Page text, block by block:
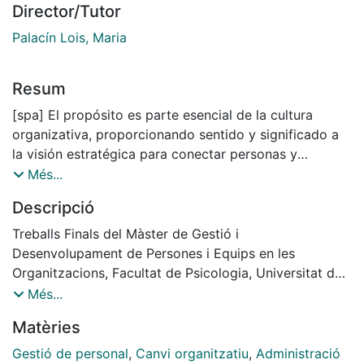
Director/Tutor
Palacín Lois, Maria
Resum
[spa] El propósito es parte esencial de la cultura
organizativa, proporcionando sentido y significado a
la visión estratégica para conectar personas y
organización a través de procesos estratégicos. La
horizontal, y la entrada en funcionamiento para
evaluar el desempeño es el proceso estratégico más
importante dentro de los recursos humanos. Este
trabajo describe y analiza la experiencia
organizacional en el Ayuntamiento de Sant Boi de
transformar con propósito el desarrollo
organizacional. En un primer momento se entrevistó
Més...
Descripció
Treballs Finals del Màster de Gestió i
Desenvolupament de Persones i Equips en les
Organitzacions, Facultat de Psicologia, Universitat de
Barcelona. Curs: 2022-2023. Tutora: Maria Palacín
Més...
Matèries
Gestió de personal, Canvi organitzatiu, Administració